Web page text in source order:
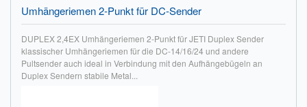
Umhängeriemen 2-Punkt für DC-Sender
DUPLEX 2,4EX Umhängeriemen 2-Punkt für JETI Duplex Sender
klassischer Umhängeriemen für die DC-14/16/24 und andere
Pultsender auch ideal in Verbindung mit den Aufhängebügeln an
Duplex Sendern stabile Metal...